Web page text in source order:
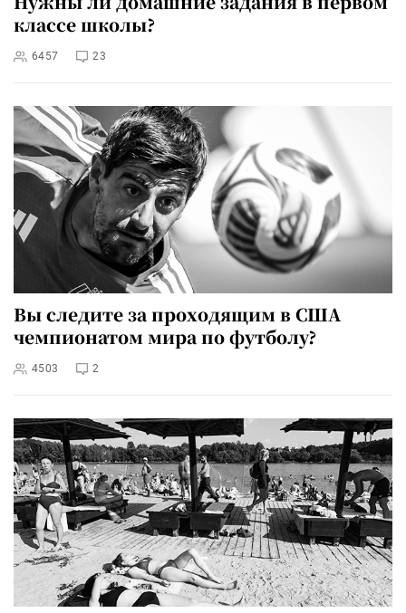
классе школы?
6457 23
Вы следите за проходящим в США
чемпионатом мира по футболу?
4503 2